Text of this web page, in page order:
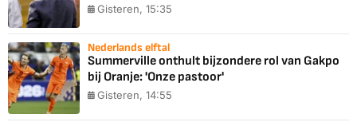
Gisteren, 15:35
Nederlands elftal
Summerville onthult bijzondere rol van Gakpo
bij Oranje: 'Onze pastoor'
Gisteren, 14:55